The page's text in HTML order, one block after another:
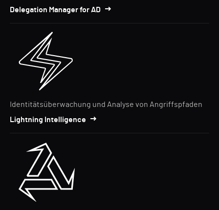
Delegation Manager for AD
Identitätsüberwachung und Analyse von Angriffspfaden
Lightning Intelligence